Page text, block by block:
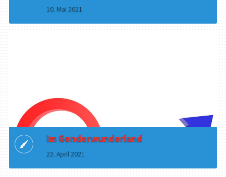
10. Mai 2021
Im Genderwunderland
22. April 2021